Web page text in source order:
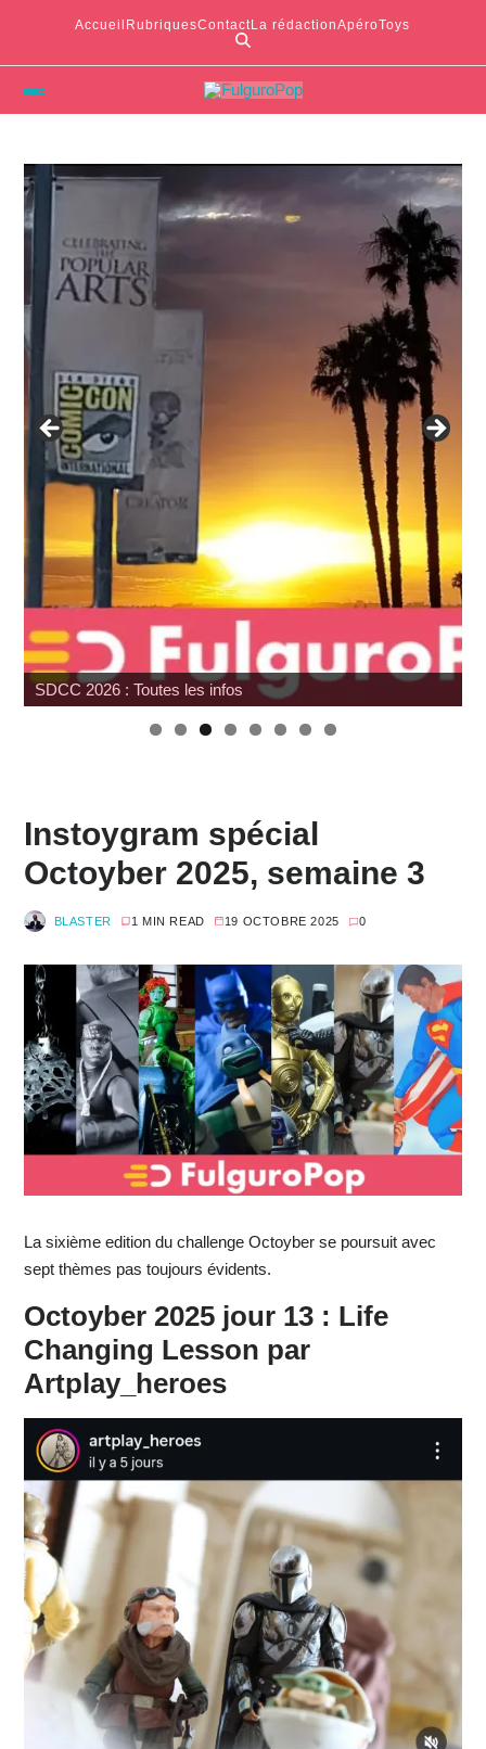
Accueil RubriquesContactLa rédactionApéroToys
SDCC 2026 : Toutes les infos
Instoygram spécial
Octoyber 2025, semaine 3
BLASTER 1 MIN READ 19 OCTOBRE 2025 0
La sixième edition du challenge Octoyber se poursuit avec
sept thèmes pas toujours évidents.
Octoyber 2025 jour 13 : Life
Changing Lesson par
Artplay_heroes